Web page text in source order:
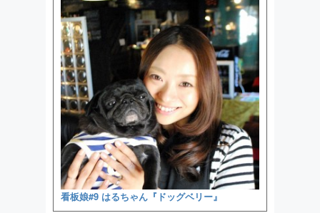
看板娘#9 はるちゃん『ドッグベリー』